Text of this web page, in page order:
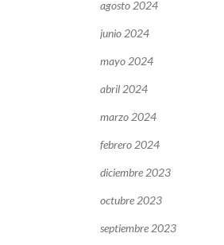
agosto 2024
junio 2024
mayo 2024
abril 2024
marzo 2024
febrero 2024
diciembre 2023
octubre 2023
septiembre 2023